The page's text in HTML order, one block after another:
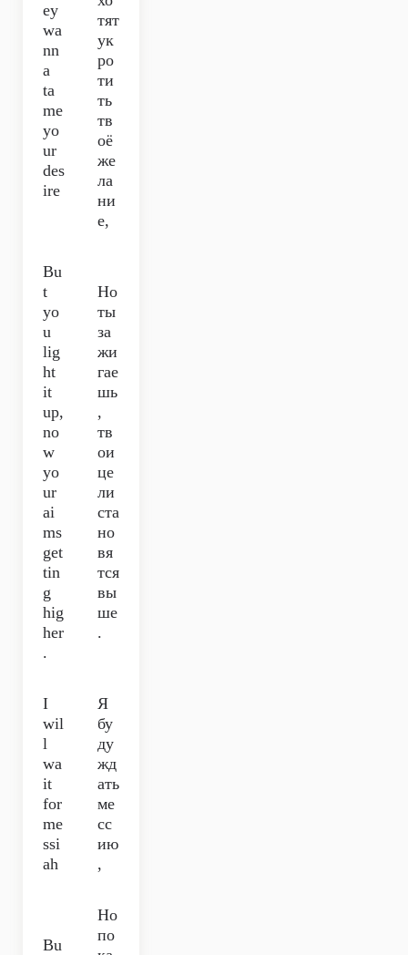
ey
wa
nn
a
ta
me
yo
ur
des
ire
тят
ук
ро
ти
ть
тв
оё
же
ла
ни
е,
Bu
t
yo
u
lig
ht
it
up,
no
w
yo
ur
ai
ms
get
tin
g
hig
her
.
Но
ты
за
жи
гае
шь
,
тв
ои
це
ли
ста
но
вя
тся
вы
ше
.
I
wil
l
wa
it
for
me
ssi
ah
Я
бу
ду
жд
ать
ме
сс
ию
,
Bu
Но
по